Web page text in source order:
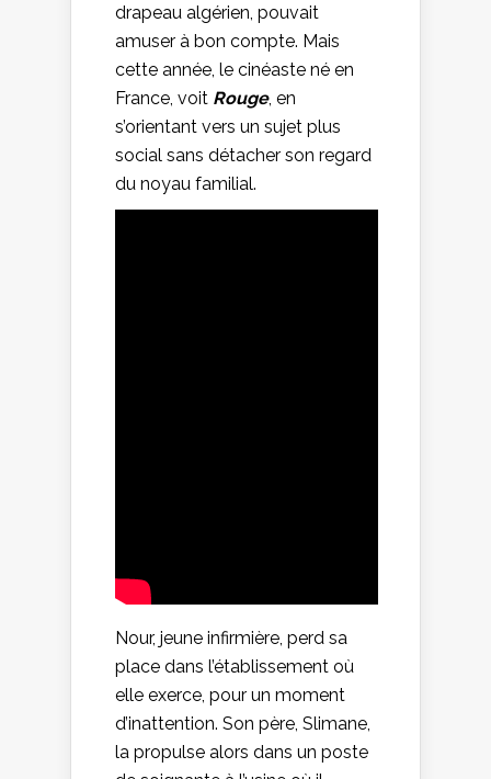
drapeau algérien, pouvait
amuser à bon compte. Mais
cette année, le cinéaste né en
France, voit Rouge, en
s’orientant vers un sujet plus
social sans détacher son regard
du noyau familial.
Nour, jeune infirmière, perd sa
place dans l’établissement où
elle exerce, pour un moment
d’inattention. Son père, Slimane,
la propulse alors dans un poste